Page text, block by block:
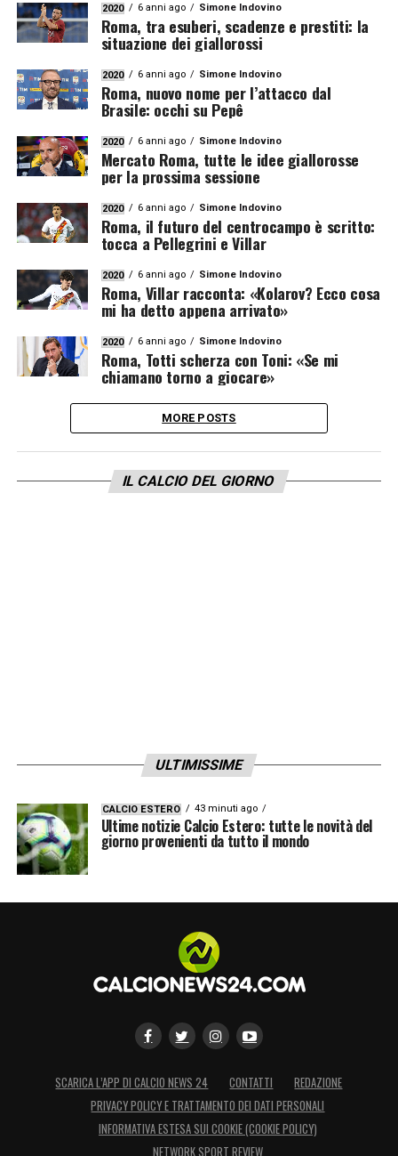
2020 6 anni ago Simone Indovino
Roma, tra esuberi, scadenze e prestiti: la
situazione dei giallorossi
2020 6 anni ago Simone Indovino
Roma, nuovo nome per l’attacco dal
Brasile: occhi su Pepê
2020 6 anni ago Simone Indovino
Mercato Roma, tutte le idee giallorosse
per la prossima sessione
2020 6 anni ago Simone Indovino
Roma, il futuro del centrocampo è scritto:
tocca a Pellegrini e Villar
2020 6 anni ago Simone Indovino
Roma, Villar racconta: «Kolarov? Ecco cosa
mi ha detto appena arrivato»
2020 6 anni ago Simone Indovino
Roma, Totti scherza con Toni: «Se mi
chiamano torno a giocare»
MORE POSTS
IL CALCIO DEL GIORNO
ULTIMISSIME
CALCIO ESTERO 43 minuti ago
Ultime notizie Calcio Estero: tutte le novità del
giorno provenienti da tutto il mondo
SCARICA L’APP DI CALCIO NEWS 24 CONTATTI
REDAZIONE
PRIVACY POLICY E TRATTAMENTO DEI DATI PERSONALI
INFORMATIVA ESTESA SUI COOKIE (COOKIE POLICY)
NETWORK SPORT REVIEW